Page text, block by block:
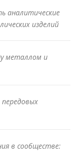
аналитические
изделий
металлом и
передовых
в сообществе: